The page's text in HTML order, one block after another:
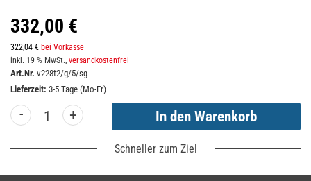
332,00 €
322,04 € bei Vorkasse
inkl. 19 % MwSt., versandkostenfrei
Art.Nr. v228t2/g/5/sg
Lieferzeit: 3-5 Tage (Mo-Fr)
- +
Schneller zum Ziel